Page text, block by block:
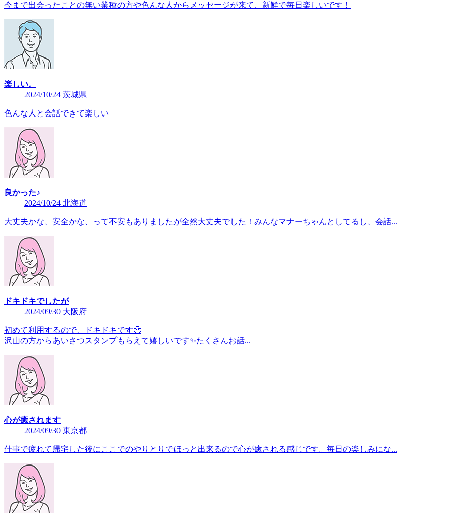
今まで出会ったことの無い業種の方や色んな人からメッセージが来て、新鮮で毎日楽しいです！
楽しい。
2024/10/24 茨城県
色んな人と会話できて楽しい
良かった♪
2024/10/24 北海道
大丈夫かな、安全かな、って不安もありましたが全然大丈夫でした！みんなマナーちゃんとしてるし、会話...
ドキドキでしたが
2024/09/30 大阪府
初めて利用するので、ドキドキです🥹
沢山の方からあいさつスタンプもらえて嬉しいです✨たくさんお話...
心が癒されます
2024/09/30 東京都
仕事で疲れて帰宅した後にここでのやりとりでほっと出来るので心が癒される感じです。毎日の楽しみにな...